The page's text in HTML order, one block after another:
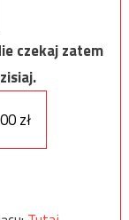
czekaj zatem
zł